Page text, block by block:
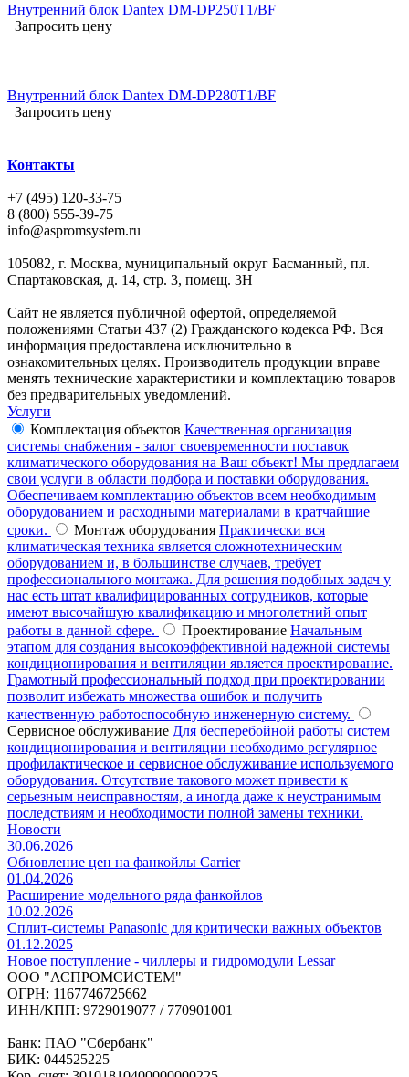
Внутренний блок Dantex DM-DP250T1/BF
Запросить цену
Внутренний блок Dantex DM-DP280T1/BF
Запросить цену
Контакты
+7 (495) 120-33-75
8 (800) 555-39-75
info@aspromsystem.ru
105082, г. Москва, муниципальный округ Басманный, пл.
Спартаковская, д. 14, стр. 3, помещ. 3Н
Сайт не является публичной офертой, определяемой
положениями Статьи 437 (2) Гражданского кодекса РФ. Вся
информация предоставлена исключительно в
ознакомительных целях. Производитель продукции вправе
менять технические характеристики и комплектацию товаров
без предварительных уведомлений.
Услуги
Комплектация объектов Качественная организация
системы снабжения - залог своевременности поставок
климатического оборудования на Ваш объект! Мы предлагаем
свои услуги в области подбора и поставки оборудования.
Обеспечиваем комплектацию объектов всем необходимым
оборудованием и расходными материалами в кратчайшие
сроки.
Монтаж оборудования Практически вся
климатическая техника является сложнотехническим
оборудованием и, в большинстве случаев, требует
профессионального монтажа. Для решения подобных задач у
нас есть штат квалифицированных сотрудников, которые
имеют высочайшую квалификацию и многолетний опыт
работы в данной сфере.
Проектирование Начальным
этапом для создания высокоэффективной надежной системы
кондиционирования и вентиляции является проектирование.
Грамотный профессиональный подход при проектировании
позволит избежать множества ошибок и получить
качественную работоспособную инженерную систему.
Сервисное обслуживание Для бесперебойной работы систем
кондиционирования и вентиляции необходимо регулярное
профилактическое и сервисное обслуживание используемого
оборудования. Отсутствие такового может привести к
серьезным неисправностям, а иногда даже к неустранимым
последствиям и необходимости полной замены техники.
Новости
30.06.2026
Обновление цен на фанкойлы Carrier
01.04.2026
Расширение модельного ряда фанкойлов
10.02.2026
Сплит-системы Panasonic для критически важных объектов
01.12.2025
Новое поступление - чиллеры и гидромодули Lessar
ООО "АСПРОМСИСТЕМ"
ОГРН: 1167746725662
ИНН/КПП: 9729019077 / 770901001
Банк: ПАО "Сбербанк"
БИК: 044525225